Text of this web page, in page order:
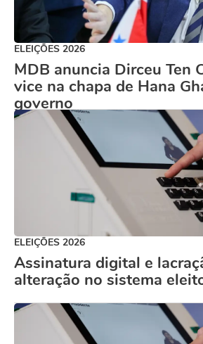
ELEIÇÕES 2026
MDB anuncia Dirceu Ten
vice na chapa de Hana
governo
ELEIÇÕES 2026
Assinatura digital e
alteração no sistema